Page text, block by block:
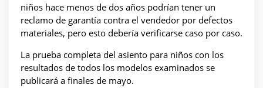
niños hace menos de dos años podrían tener un
reclamo de garantía contra el vendedor por defectos
materiales, pero esto debería verificarse caso por caso.
La prueba completa del asiento para niños con los
resultados de todos los modelos examinados se
publicará a finales de mayo.